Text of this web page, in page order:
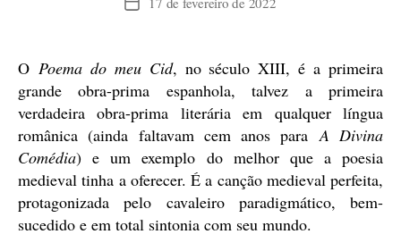
Data
O Poema do meu Cid, no século XIII, é a primeira
grande obra-prima espanhola, talvez a primeira
verdadeira obra-prima literária em qualquer língua
românica (ainda faltavam cem anos paraA Divina
Comédia) e um exemplo do melhor que a poesia
medieval tinha a oferecer. É a canção medieval perfeita,
protagonizada pelo cavaleiro paradigmático, bem-
sucedido e em total sintonia com seu mundo.